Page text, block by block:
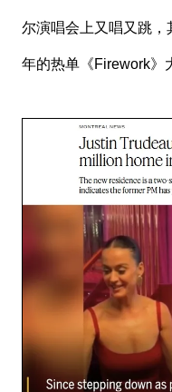
尔演唱会上又唱又跳
年的热单《Firework》